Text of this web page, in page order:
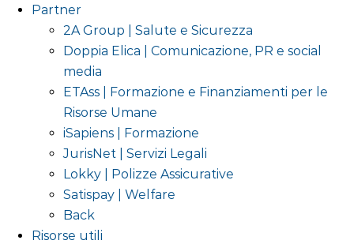
Partner
2A Group | Salute e Sicurezza
Doppia Elica | Comunicazione, PR e social
media
ETAss | Formazione e Finanziamenti per le
Risorse Umane
iSapiens | Formazione
JurisNet | Servizi Legali
Lokky | Polizze Assicurative
Satispay | Welfare
Back
Risorse utili